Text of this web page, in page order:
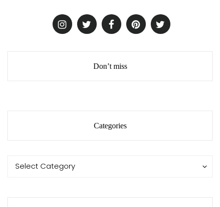
Don’t miss
Categories
Categories
Select Category
Categories